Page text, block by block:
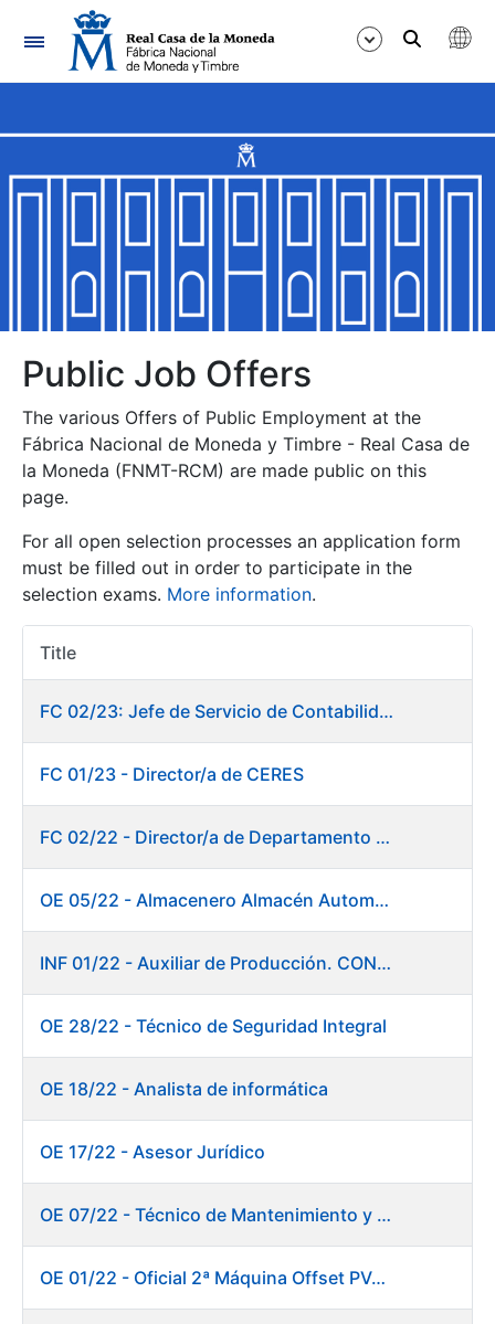
Navigation
Show/Hide
Show/Hide
Show/Hide
Show/Hide
Show/Hide
Show/Hide
Show/Hide
Public Job Offers
The various Offers of Public Employment at the
Fábrica Nacional de Moneda y Timbre - Real Casa de
la Moneda (FNMT-RCM) are made public on this
page.
For all open selection processes an application form
must be filled out in order to participate in the
selection exams. More information.
Title
Item
FC 02/23: Jefe de Servicio de Contabilidad
FC 01/23 - Director/a de CERES
FC 02/22 - Director/a de Departamento de Fábrica de Papel en Burgos
OE 05/22 - Almacenero Almacén Automático
INF 01/22 - Auxiliar de Producción. CONSOLIDACIÓN EMPLEO TEMPORAL
OE 28/22 - Técnico de Seguridad Integral
OE 18/22 - Analista de informática
OE 17/22 - Asesor Jurídico
OE 07/22 - Técnico de Mantenimiento y Aplicaciones Industriales
OE 01/22 - Oficial 2ª Máquina Offset PVC+2 colores